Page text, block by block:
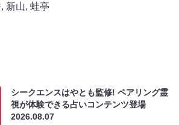
, 新山, 蛙亭
シークエンスはやとも監修! ペアリング霊
視が体験できる占いコンテンツ登場
2026.08.07